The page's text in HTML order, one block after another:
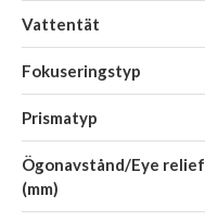
Vattentät
Fokuseringstyp
Prismatyp
Ögonavstånd/Eye relief
(mm)